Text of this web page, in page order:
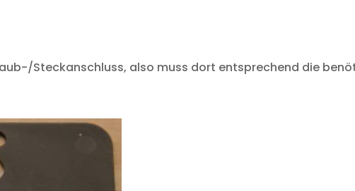
Steckanschluss, also muss dort entsprechend die